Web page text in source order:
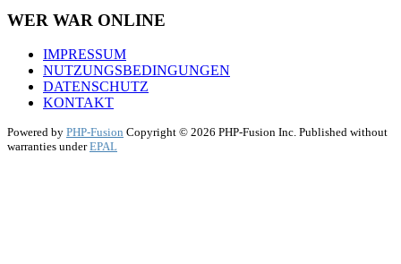
WER WAR ONLINE
IMPRESSUM
NUTZUNGSBEDINGUNGEN
DATENSCHUTZ
KONTAKT
Powered by PHP-Fusion Copyright © 2026 PHP-Fusion Inc. Published without
warranties underEPAL